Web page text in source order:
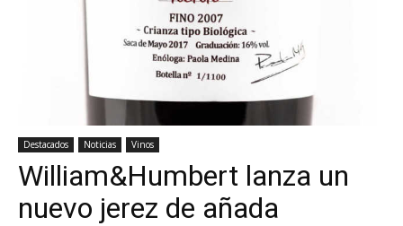
Destacados Noticias Vinos
William&Humbert lanza un
nuevo jerez de añada